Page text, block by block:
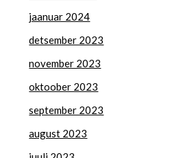
jaanuar 2024
detsember 2023
november 2023
oktoober 2023
september 2023
august 2023